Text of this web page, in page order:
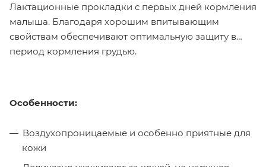
Лактационные прокладки с первых дней кормления
малыша. Благодаря хорошим впитывающим
свойствам обеспечивают оптимальную защиту в
период кормления грудью.
Особенности:
Воздухопроницаемые и особенно приятные для
кожи